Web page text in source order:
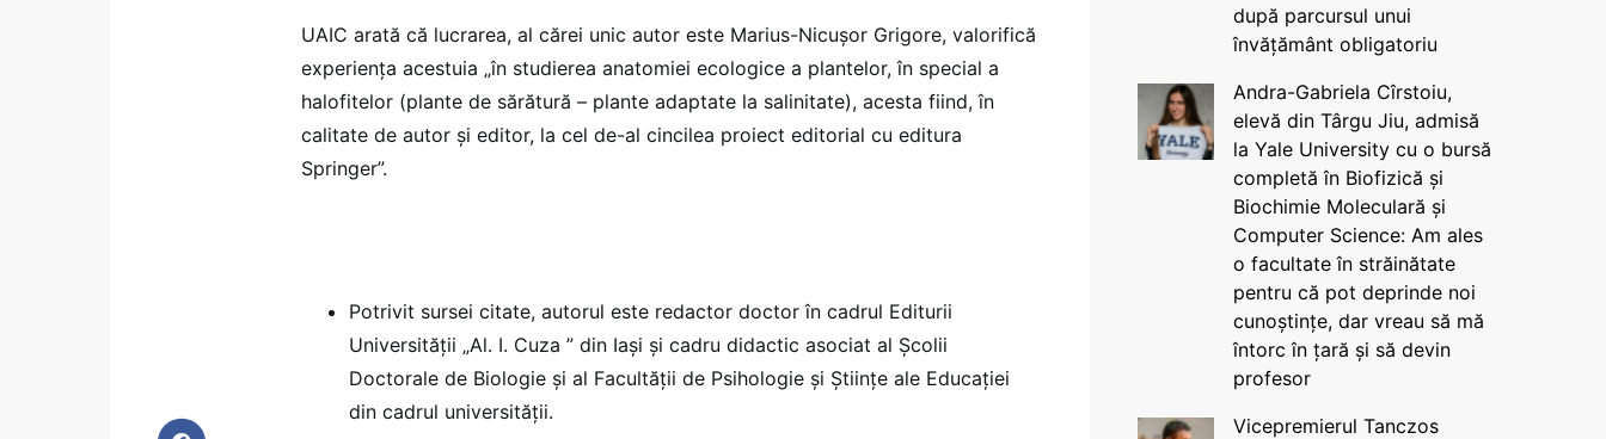
UAIC arată că lucrarea, al cărei unic autor este Marius-Nicușor Grigore, valorifică
experiența acestuia „în studierea anatomiei ecologice a plantelor, în special a
halofitelor (plante de sărătură – plante adaptate la salinitate), acesta fiind, în
calitate de autor și editor, la cel de-al cincilea proiect editorial cu editura
Springer”.
Potrivit sursei citate, autorul este redactor doctor în cadrul Editurii
Universității „Al. I. Cuza ” din Iași și cadru didactic asociat al Școlii
Doctorale de Biologie și al Facultății de Psihologie și Științe ale Educației
din cadrul universității.
după parcursul unui
învățământ obligatoriu
Andra-Gabriela Cîrstoiu,
elevă din Târgu Jiu, admisă
la Yale University cu o bursă
completă în Biofizică și
Biochimie Moleculară și
Computer Science: Am ales
o facultate în străinătate
pentru că pot deprinde noi
cunoștințe, dar vreau să mă
întorc în țară și să devin
profesor
Vicepremierul Tanczos